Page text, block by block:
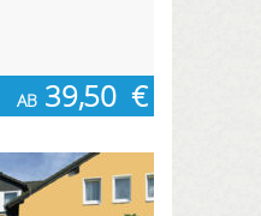
AB 39,50 €